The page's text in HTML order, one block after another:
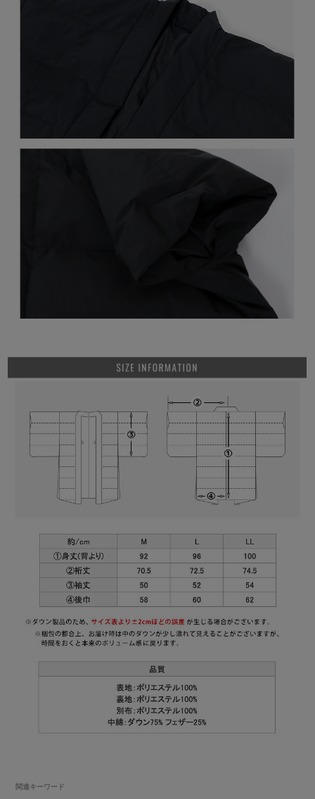
関連キーワード